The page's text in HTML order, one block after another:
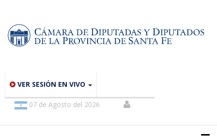
VER SESIÓN EN VIVO
07 de Agosto del 2026